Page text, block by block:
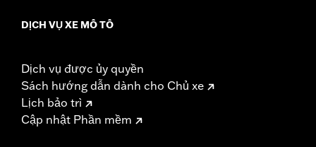
d.com/warrantyfor full details
DỊCH VỤ XE MÔ TÔ
Dịch vụ được ủy quyền
Sách hướng dẫn dành cho Chủ xe
Lịch bảo trì
Cập nhật Phần mềm